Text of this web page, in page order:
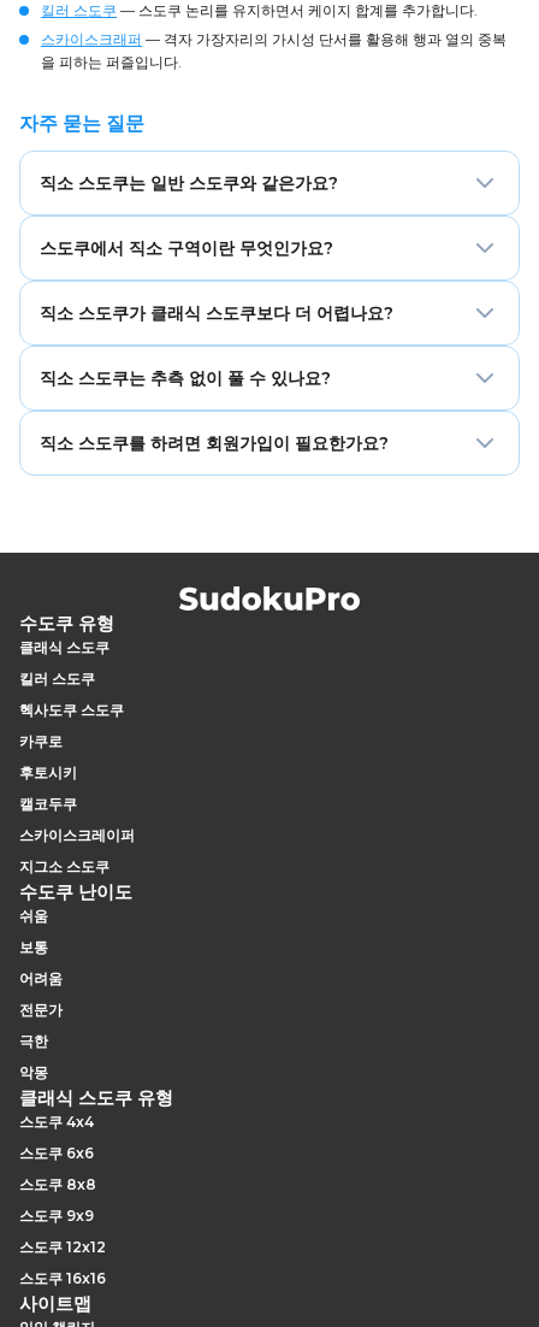
킬러 스도쿠 — 스도쿠 논리를 유지하면서 케이지 합계를 추가합니다.
스카이스크래퍼 — 격자 가장자리의 가시성 단서를 활용해 행과 열의 중복
을 피하는 퍼즐입니다.
자주 묻는 질문
직소 스도쿠는 일반 스도쿠와 같은가요?
3×3 박스 대신 불규칙한 직소 모양 구역을 사용합니다.
스도쿠에서 직소 구역이란 무엇인가요?
니더라도 각 구역에는 1–9가 정확히 한 번씩 들어가야 합니다.
직소 스도쿠가 클래식 스도쿠보다 더 어렵나요?
경계를 익히면 논리는 클래식 스도쿠와 비슷합니다.
직소 스도쿠는 추측 없이 풀 수 있나요?
수 있는 하나의 논리적 해답을 가집니다.
직소 스도쿠를 하려면 회원가입이 필요한가요?
수도쿠 유형
클래식 스도쿠
킬러 스도쿠
헥사도쿠 스도쿠
카쿠로
후토시키
캘코두쿠
스카이스크레이퍼
지그소 스도쿠
수도쿠 난이도
쉬움
보통
어려움
전문가
극한
악몽
클래식 스도쿠 유형
스도쿠 4x4
스도쿠 6x6
스도쿠 8x8
스도쿠 9x9
스도쿠 12x12
스도쿠 16x16
사이트맵